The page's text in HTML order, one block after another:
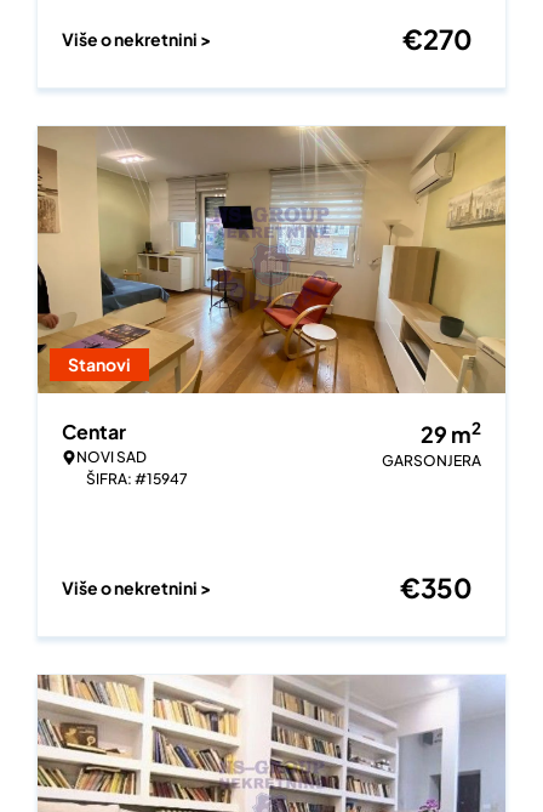
Više o nekretnini > €270
Stanovi
Centar
NOVI SAD
ŠIFRA: #15947
29 m2
GARSONJERA
Više o nekretnini > €350